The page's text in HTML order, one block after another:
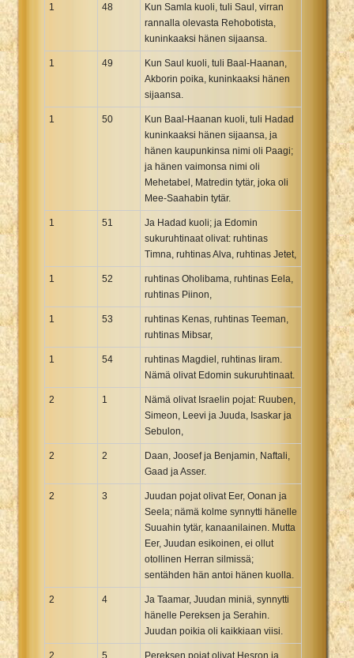
1 48
Kun Samla kuoli, tuli Saul, virran
rannalla olevasta Rehobotista,
kuninkaaksi hänen sijaansa.
1 49
Kun Saul kuoli, tuli Baal-Haanan,
Akborin poika, kuninkaaksi hänen
sijaansa.
1 50
Kun Baal-Haanan kuoli, tuli Hadad
kuninkaaksi hänen sijaansa, ja
hänen kaupunkinsa nimi oli Paagi;
ja hänen vaimonsa nimi oli
Mehetabel, Matredin tytär, joka oli
Mee-Saahabin tytär.
1 51
Ja Hadad kuoli; ja Edomin
sukuruhtinaat olivat: ruhtinas
Timna, ruhtinas Alva, ruhtinas Jetet,
1 52
ruhtinas Oholibama, ruhtinas Eela,
ruhtinas Piinon,
1 53
ruhtinas Kenas, ruhtinas Teeman,
ruhtinas Mibsar,
1 54
ruhtinas Magdiel, ruhtinas Iiram.
Nämä olivat Edomin sukuruhtinaat.
2 1
Nämä olivat Israelin pojat: Ruuben,
Simeon, Leevi ja Juuda, Isaskar ja
Sebulon,
2 2
Daan, Joosef ja Benjamin, Naftali,
Gaad ja Asser.
2 3
Juudan pojat olivat Eer, Oonan ja
Seela; nämä kolme synnytti hänelle
Suuahin tytär, kanaanilainen. Mutta
Eer, Juudan esikoinen, ei ollut
otollinen Herran silmissä;
sentähden hän antoi hänen kuolla.
2 4
Ja Taamar, Juudan miniä, synnytti
hänelle Pereksen ja Serahin.
Juudan poikia oli kaikkiaan viisi.
2 5
Pereksen pojat olivat Hesron ja